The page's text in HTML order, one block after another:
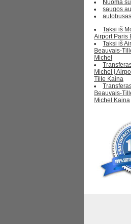
Nuoma
saugos
Taksi iš
Airport Paris
Taksi iš
Beauvais-
Michel
Michel į
Tille Kaina
Beauvais-
Michel Kaina